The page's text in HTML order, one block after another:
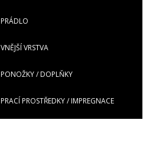
PRÁDLO
VNĚJŠÍ VRSTVA
PONOŽKY / DOPLŇKY
PRACÍ PROSTŘEDKY / IMPREGNACE